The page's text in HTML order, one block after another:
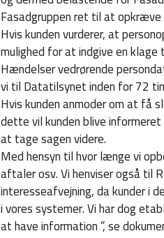
Fasadgruppen ret til at
Hvis kunden vurderer, at
mulighed for at indgive en
Hændelser vedrørende
vi til Datatilsynet inden for 72
Hvis kunden anmoder om at få
dette vil kunden blive
at tage sagen videre.
Med hensyn til hvor længe vi
aftaler osv. Vi henviser også til
interesseafvejning, da kunder
i vores systemer. Vi har dog
at have information ”, se